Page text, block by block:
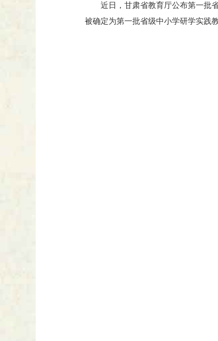
近日，甘肃省教育厅公布第一批
被确定为第一批省级中小学研学实践